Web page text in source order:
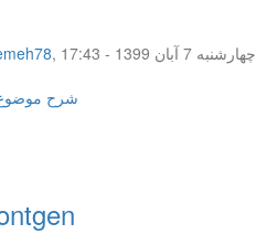
,
چهار‌شنبه 7 آبان 1399 - 17:43
شرح